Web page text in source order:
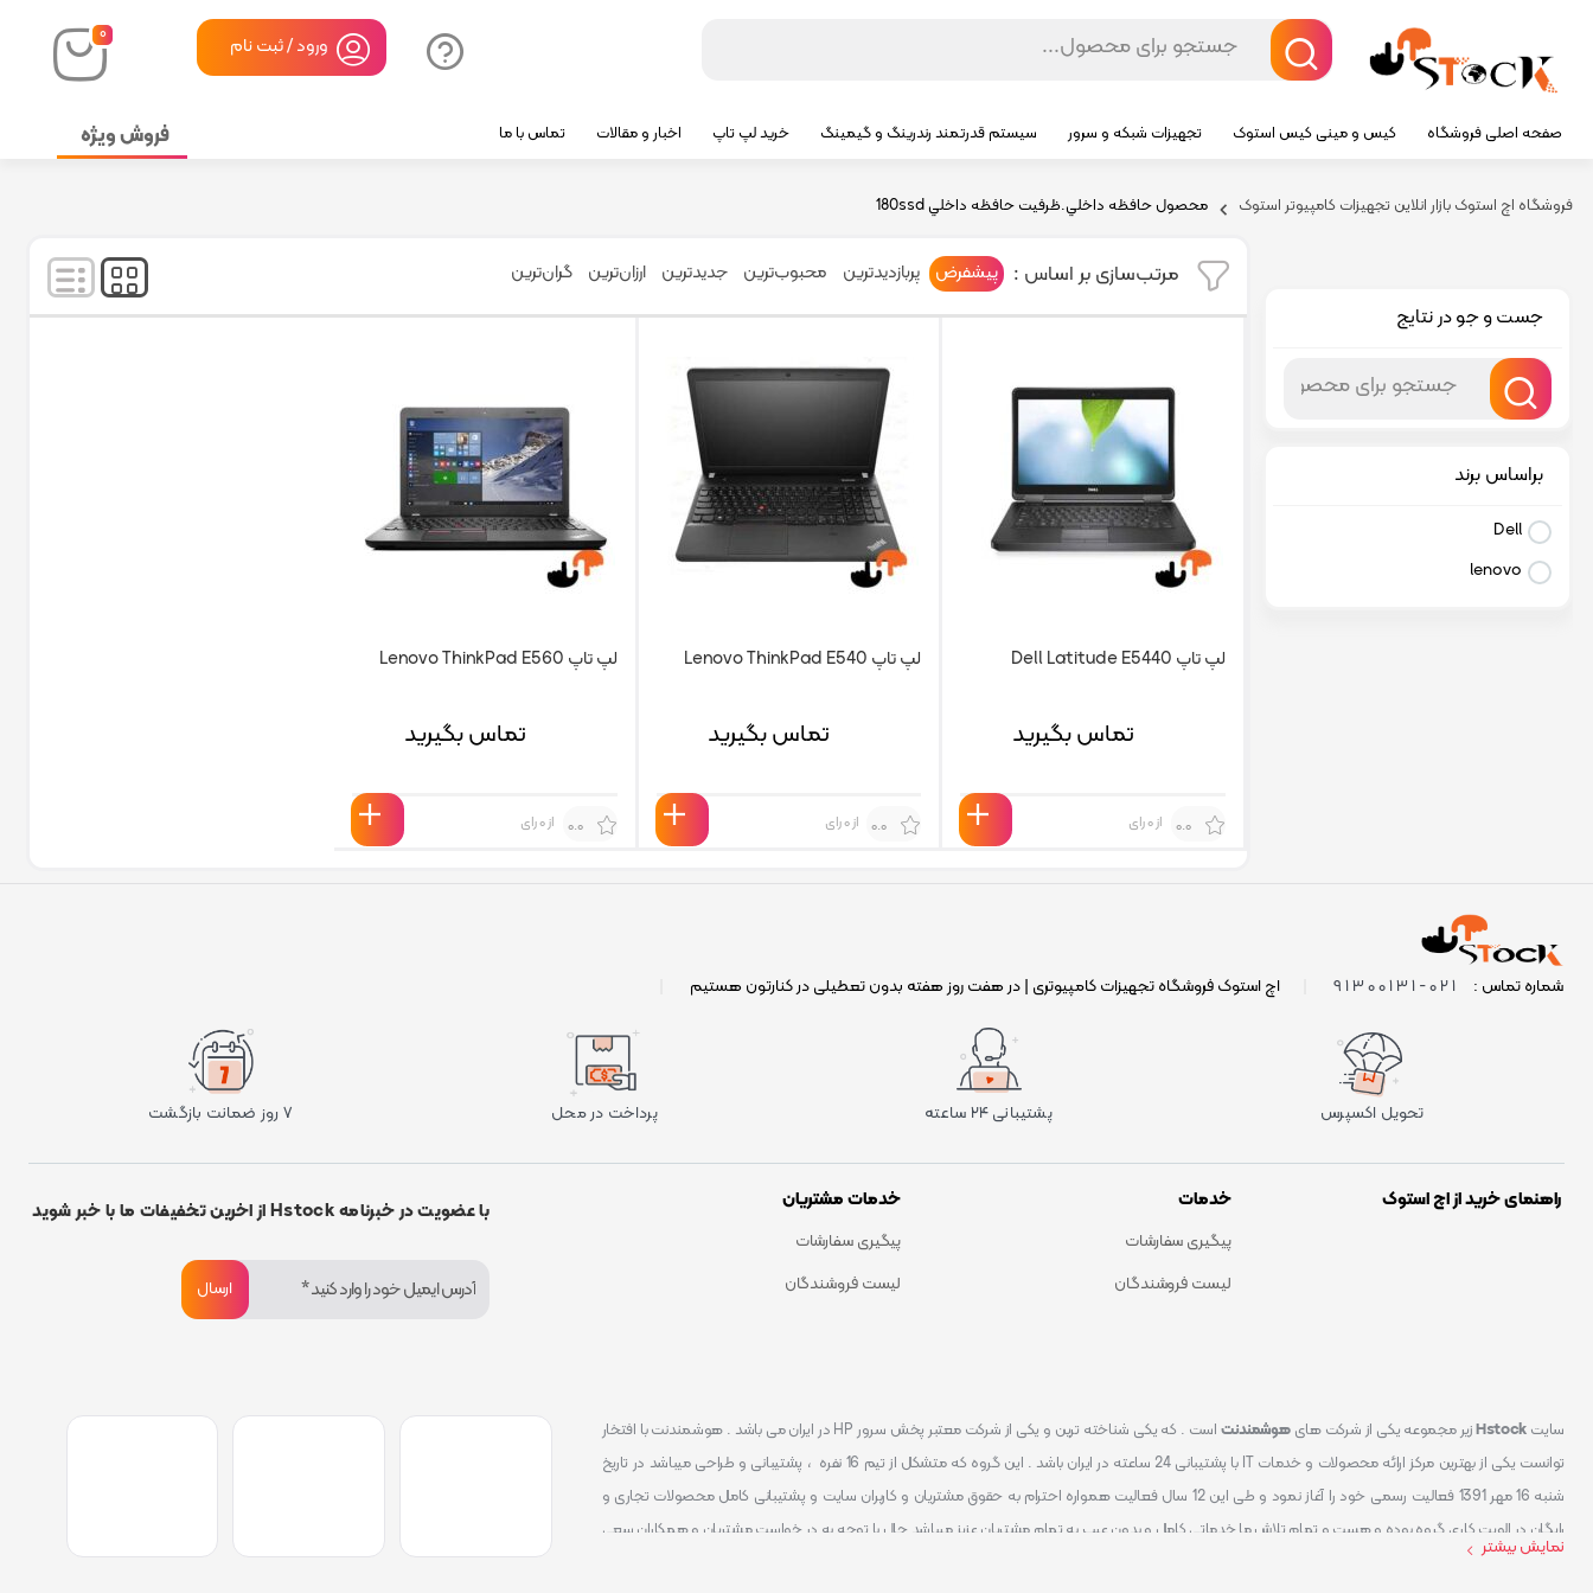
۰ ورود / ثبت نام
صفحه اصلی فروشگاه کیس و مینی کیس استوک تجهیزات شبکه و سرور سیستم قدرتمند رندرینگ و گیمینگ خرید لپ تاپ اخبار و مقالات تماس با ما فروش ویژه
فروشگاه اچ استوک بازار انلاین تجهیزات کامپیوتر استوک محصول حافظه داخلي.ظرفيت حافظه داخلي 180ssd
جست و جو در نتایج
براساس برند
Dell
lenovo
نمایش۱-۳کالا از۳ مرتب‌سازی بر اساس : پیشفرض پربازدیدترین محبوب‌ترین جدیدترین ارزان‌ترین گران‌ترین
لپ تاپ Dell Latitude E5440
تماس بگیرید
0.0 از 0 رای
لپ تاپ Lenovo ThinkPad E540
تماس بگیرید
0.0 از 0 رای
لپ تاپ Lenovo ThinkPad E560
تماس بگیرید
0.0 از 0 رای
شماره تماس : 021-91300131 اچ استوک فروشگاه تجهیزات کامپیوتری | در هفت روز هفته بدون تعطیلی در کنارتون هستیم
تحویل اکسپرس پشتیبانی ۲۴ ساعته پرداخت در محل ۷ روز ضمانت بازگشت
راهنمای خرید از اچ استوک خدمات
پیگیری سفارشات
لیست فروشندگان
خدمات مشتریان
پیگیری سفارشات
لیست فروشندگان
با عضویت در خبرنامه Hstock از اخرین تخفیفات ما با خبر شوید
سایت Hstockزیر مجموعه یکی از شرکت هایهوشمندنت
است . که یکی شناخته ترین و یکی از شرکت معتبر پخش سرور HP در ایران می باشد . هوشمندنت با افتخار
توانست یکی از بهترین مرکز ارائه محصولات و خدمات IT با پشتیبانی 24 ساعته در ایران باشد . این گروه که متشکل از تیم 16 نفره ، پشتیبانی و طراحی میباشد در تاریخ
شنبه 16 مهر 1391 فعالیت رسمی خود را آغاز نمود و طی این 12 سال فعالیت همواره احترام به حقوق مشتریان و کاربران سایت و پشتیبانی کامل محصولات تجاری و
رایگان در الویت کاری گروه بوده و هست و تمام تلاش ما خدماتی کامل و بدون عیب به تمام مشتریان عزیز میباشد حال با توجه به در خواست مشتریان و همکاران سعی
کردیم سایتی اماده کنیم که تمام مشتریان عزیزمان با خیال راحت تمام محصولات IT خود را خریداری کنند.
نمایش بیشتر